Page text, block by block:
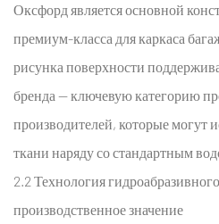
Оксфорд является основной
премиум-класса для каркаса
рисунка поверхности
бренда — ключевую категорию
производителей, которые могут
ткани наряду со стандартным
2.2 Технология
производственное значение